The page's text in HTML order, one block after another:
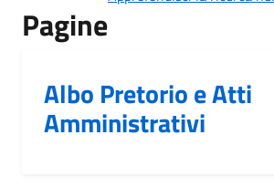
Pagine
Albo Pretorio e Atti
Amministrativi